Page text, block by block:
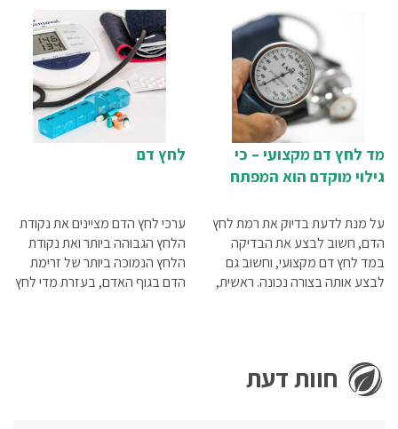
הללו כדי להבין טוב יותר את
מצבכם הרפואי, ולאפשר לכם
לעקוב אחר השינויים והמגמות
שבגופכם. ממד לחץ הדם ועד
למד הסוכר –כך תפענחו את
תוצאות הבדיקות שלכם.
מד לחץ דם מקצועי – כי
גילוי מוקדם הוא המפתח
על מנת לדעת בדיוק את רמת לחץ
הדם, חשוב לבצע את הבדיקה
במד לחץ דם מקצועי, וחשוב גם
לבצע אותה בצורה נכונה. ראשית,
לנוח לפני ביצוע הבדיקה משום
שכל מאמץ מעלה את לחץ הדם,
אי שתיית קפה או משקאות
לחץ דם
ערכי לחץ הדם מציינים את נקודת
הלחץ הגבוהה ביותר ואת נקודת
הלחץ הנמוכה ביותר של זרימת
הדם בגוף האדם, בעזרת מדי לחץ
חוות דעת